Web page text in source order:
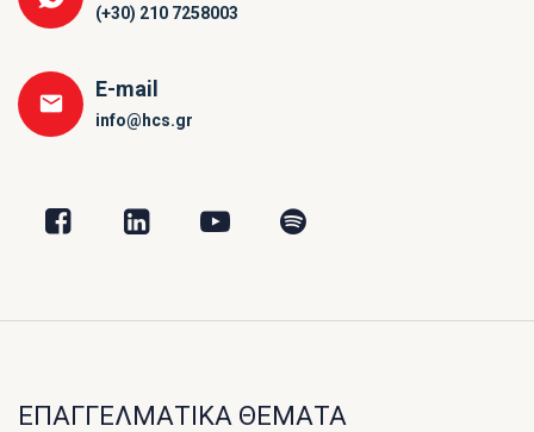
(+30) 210 7258003
E-mail
info@hcs.gr
ΕΠΑΓΓΕΛΜΑΤΙΚΑ ΘΕΜΑΤΑ